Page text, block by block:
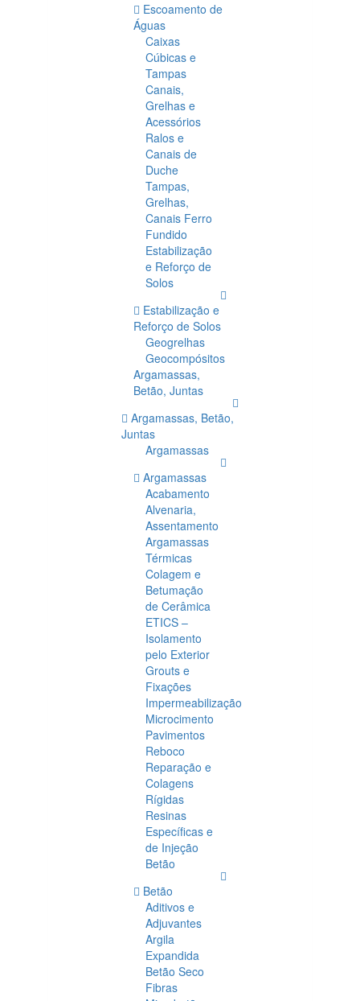
Escoamento de
Águas
Caixas
Cúbicas e
Tampas
Canais,
Grelhas e
Acessórios
Ralos e
Canais de
Duche
Tampas,
Grelhas,
Canais Ferro
Fundido
Estabilização
e Reforço de
Solos
Estabilização e
Reforço de Solos
Geogrelhas
Geocompósitos
Argamassas,
Betão, Juntas
Argamassas, Betão,
Juntas
Argamassas
Argamassas
Acabamento
Alvenaria,
Assentamento
Argamassas
Térmicas
Colagem e
Betumação
de Cerâmica
ETICS –
Isolamento
pelo Exterior
Grouts e
Fixações
Impermeabilização
Microcimento
Pavimentos
Reboco
Reparação e
Colagens
Rígidas
Resinas
Específicas e
de Injeção
Betão
Betão
Aditivos e
Adjuvantes
Argila
Expandida
Betão Seco
Fibras